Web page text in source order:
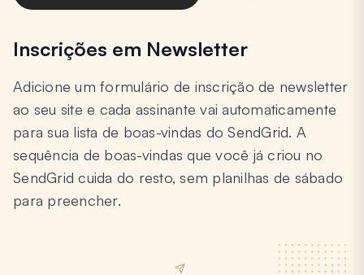
Inscrições em Newsletter
Adicione um formulário de inscrição de newsletter
ao seu site e cada assinante vai automaticamente
para sua lista de boas-vindas do SendGrid. A
sequência de boas-vindas que você já criou no
SendGrid cuida do resto, sem planilhas de sábado
para preencher.